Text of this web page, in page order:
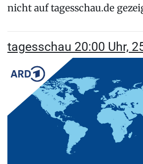
nicht auf tagesschau.de
tagesschau 20:00 Uhr,